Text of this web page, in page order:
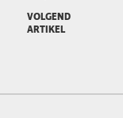
VOLGEND
ARTIKEL